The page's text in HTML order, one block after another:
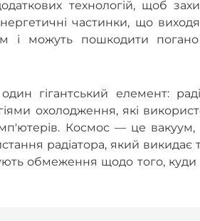
технологій, щоб
частинки, що
можуть пошкодити погано
гігантський елемент:
охолодження, які
Космос — це
радіатора, який викидає
обмеження щодо того,